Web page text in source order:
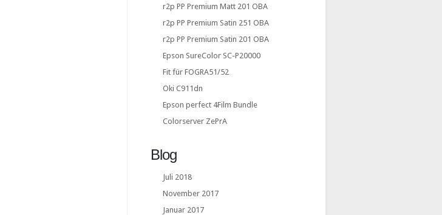
r2p PP Premium Matt 201 OBA
r2p PP Premium Satin 251 OBA
r2p PP Premium Satin 201 OBA
Epson SureColor SC-P20000
Fit für FOGRA51/52
Oki C911dn
Epson perfect 4Film Bundle
Colorserver ZePrA
Blog
Juli 2018
November 2017
Januar 2017